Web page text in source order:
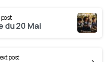
du 20 Mai
post